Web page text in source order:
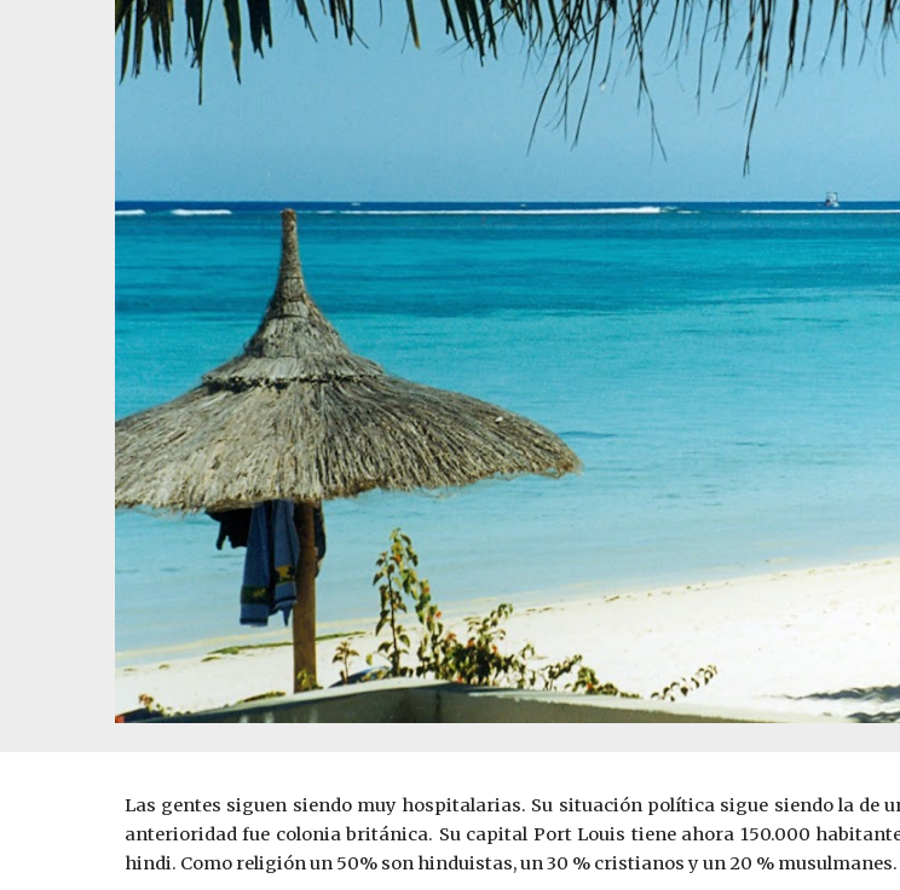
Las gentes siguen siendo muy hospitalarias. Su situación política sigue siendo la de
anterioridad fue colonia británica. Su capital Port Louis tiene ahora 150.000
hindi. Como religión un 50% son hinduistas, un 30 % cristianos y un 20 % musulmanes.